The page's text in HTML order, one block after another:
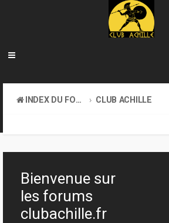
INDEX DU FORUM
CLUB ACHILLE
Bienvenue sur
les forums
clubachille.fr